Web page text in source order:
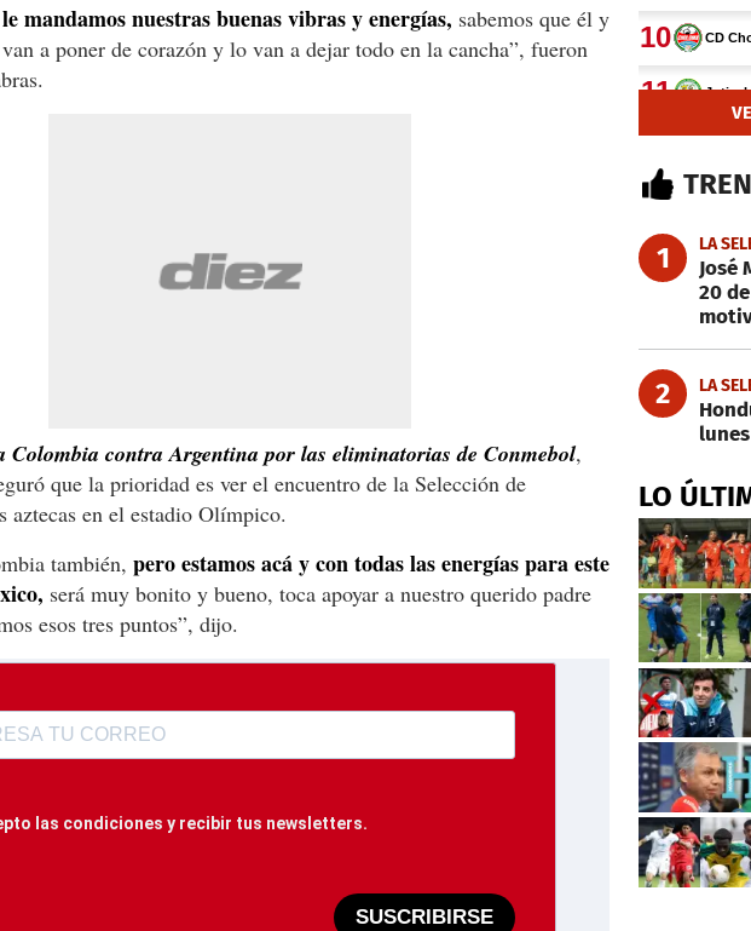
le mandamos nuestras buenas vibras y energías, sabemos que él y
a poner de corazón y lo van a dejar todo en la cancha”, fueron
Colombia contra Argentina por las eliminatorias de Conmebol,
que la prioridad es ver el encuentro de la Selección de
aztecas en el estadio Olímpico.
también, pero estamos acá y con todas las energías para este
será muy bonito y bueno, toca apoyar a nuestro querido padre
esos tres puntos”, dijo.
las condiciones y recibir tus newsletters.
SUSCRIBIRSE
1 LA
José
20
2 LA
LO